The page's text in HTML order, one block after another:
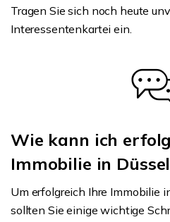
Tragen Sie sich noch heute
Interessentenkartei ein.
Wie kann ich
Immobilie in
Um erfolgreich Ihre Immobilie
sollten Sie einige wichtige